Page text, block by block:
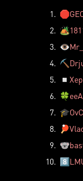
1. 🛑
2. 🏕️
3. 👁️
4. ⛏️
5.
◽
6. 🍀
7. 🎓
8.
🏓
9. 🐨
10. 8️⃣